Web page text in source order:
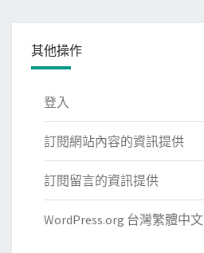
其他操作
登入
訂閱網站內容的資訊提供
訂閱留言的資訊提供
WordPress.org 台灣繁體中文